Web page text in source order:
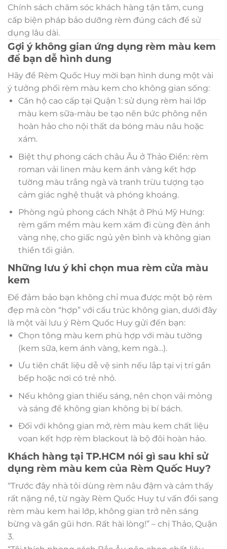
Chính sách chăm sóc khách hàng tận tâm, cung
cấp biện pháp bảo dưỡng rèm đúng cách để sử
dụng lâu dài.
Gợi ý không gian ứng dụng rèm màu kem
để bạn dễ hình dung
Hãy để Rèm Quốc Huy mời bạn hình dung một vài
ý tưởng phối rèm màu kem cho không gian sống:
Căn hộ cao cấp tại Quận 1: sử dụng rèm hai lớp
màu kem sữa-màu be tạo nên bức phông nền
hoàn hảo cho nội thất da bóng màu nâu hoặc
xám.
Biệt thự phong cách châu Âu ở Thảo Điền: rèm
roman vải linen màu kem ánh vàng kết hợp
tường màu trắng ngà và tranh trừu tượng tạo
cảm giác nghệ thuật và phóng khoáng.
Phòng ngủ phong cách Nhật ở Phú Mỹ Hưng:
rèm gấm mềm màu kem xám đi cùng đèn ánh
vàng nhẹ, cho giấc ngủ yên bình và không gian
thiền tối giản.
Những lưu ý khi chọn mua rèm cửa màu
kem
Để đảm bảo bạn không chỉ mua được một bộ rèm
đẹp mà còn “hợp” với cấu trúc không gian, dưới đây
là một vài lưu ý Rèm Quốc Huy gửi đến bạn:
Chọn tông màu kem phù hợp với màu tường
(kem sữa, kem ánh vàng, kem ngà…).
Ưu tiên chất liệu dễ vệ sinh nếu lắp tại vị trí gần
bếp hoặc nơi có trẻ nhỏ.
Nếu không gian thiếu sáng, nên chọn vải mỏng
và sáng để không gian không bị bí bách.
Đối với không gian mở, rèm màu kem chất liệu
voan kết hợp rèm blackout là bộ đôi hoàn hảo.
Khách hàng tại TP.HCM nói gì sau khi sử
dụng rèm màu kem của Rèm Quốc Huy?
“Trước đây nhà tôi dùng rèm nâu đậm và cảm thấy
rất nặng nề, từ ngày Rèm Quốc Huy tư vấn đổi sang
rèm màu kem hai lớp, không gian trở nên sáng
bừng và gần gũi hơn. Rất hài lòng!” – chị Thảo, Quận
3.